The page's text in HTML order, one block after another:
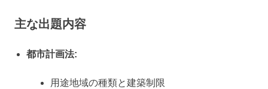
主な出題内容
都市計画法:
用途地域の種類と建築制限